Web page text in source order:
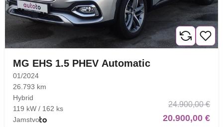
MG EHS 1.5 PHEV Automatic
01/2024
26.793 km
Hybrid
119 kW / 162 ks
Jamstvo
24.900,00 €
20.900,00 €